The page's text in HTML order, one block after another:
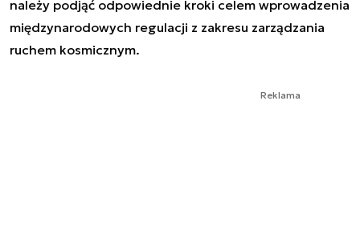
należy podjąć odpowiednie kroki celem wprowadzenia
międzynarodowych regulacji z zakresu zarządzania
ruchem kosmicznym.
Reklama